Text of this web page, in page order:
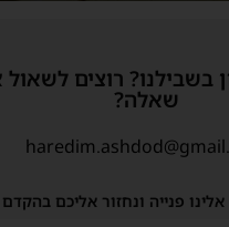
בשבילנו? רוצים לשאול
שאלה?
פנייה ונחזור אליכם בהקדם